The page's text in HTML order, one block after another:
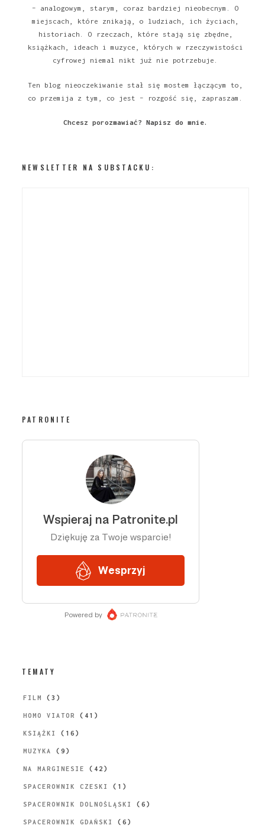
– analogowym, starym, coraz bardziej nieobecnym. O
miejscach, które znikają, o ludziach, ich życiach,
historiach. O rzeczach, które stają się zbędne,
książkach, ideach i muzyce, których w rzeczywistości
cyfrowej niemal nikt już nie potrzebuje.
Ten blog nieoczekiwanie stał się mostem łączącym to,
co przemija z tym, co jest – rozgość się, zapraszam.
Chcesz porozmawiać? Napisz do mnie.
NEWSLETTER NA SUBSTACKU:
PATRONITE
TEMATY
FILM (3)
HOMO VIATOR (41)
KSIĄŻKI (16)
MUZYKA (9)
NA MARGINESIE (42)
SPACEROWNIK CZESKI (1)
SPACEROWNIK DOLNOŚLĄSKI (6)
SPACEROWNIK GDAŃSKI (6)